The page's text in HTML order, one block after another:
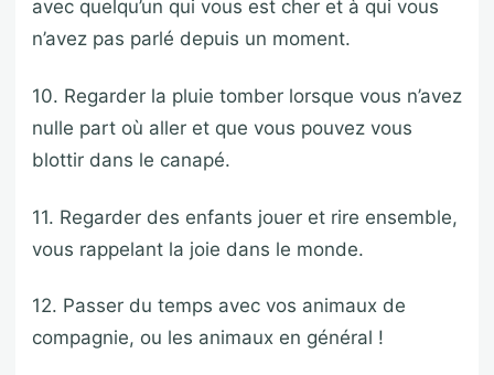
avec quelqu’un qui vous est cher et à qui vous
n’avez pas parlé depuis un moment.
10. Regarder la pluie tomber lorsque vous n’avez
nulle part où aller et que vous pouvez vous
blottir dans le canapé.
11. Regarder des enfants jouer et rire ensemble,
vous rappelant la joie dans le monde.
12. Passer du temps avec vos animaux de
compagnie, ou les animaux en général !